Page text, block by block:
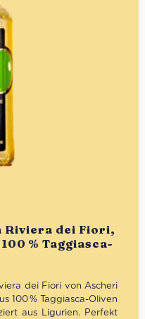
Riviera dei Fiori,
% Taggiasca-
dei Fiori von Ascheri
100 % Taggiasca-Oliven
aus Ligurien. Perfekt